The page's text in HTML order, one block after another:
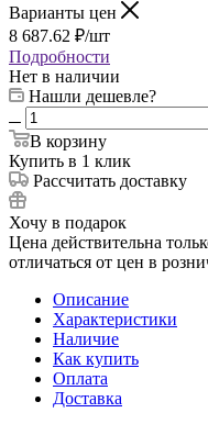
Варианты цен
8 687.62 ₽/шт
Подробности
Нет в наличии
Нашли дешевле?
В корзину
Купить в 1 клик
Рассчитать доставку
Хочу в подарок
Цена действительна
отличаться от цен в
Описание
Характеристики
Наличие
Как купить
Оплата
Доставка